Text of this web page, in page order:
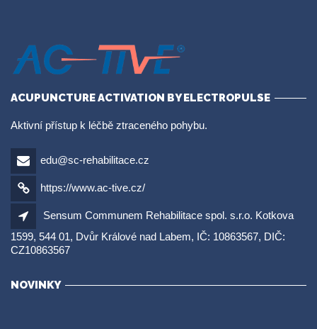
ACUPUNCTURE ACTIVATION BY ELECTROPULSE
Aktivní přístup k léčbě ztraceného pohybu.
edu@sc-rehabilitace.cz
https://www.ac-tive.cz/
Sensum Communem Rehabilitace spol. s.r.o. Kotkova
1599, 544 01, Dvůr Králové nad Labem, IČ: 10863567, DIČ:
CZ10863567
NOVINKY